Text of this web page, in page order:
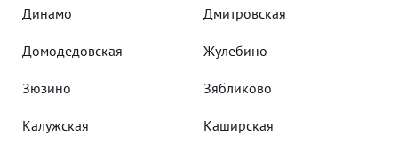
Динамо Дмитровская
Домодедовская Жулебино
Зюзино Зябликово
Калужская Каширская